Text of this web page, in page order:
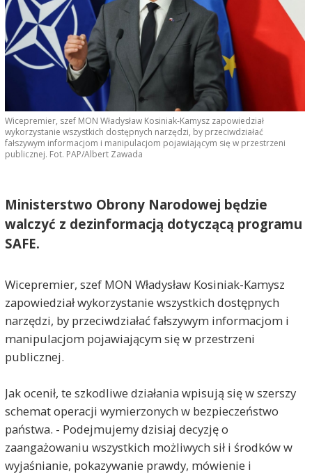
Wicepremier, szef MON Władysław Kosiniak-Kamysz zapowiedział
wykorzystanie wszystkich dostępnych narzędzi, by przeciwdziałać
fałszywym informacjom i manipulacjom pojawiającym się w przestrzeni
publicznej. Fot. PAP/Albert Zawada
Ministerstwo Obrony Narodowej będzie
walczyć z dezinformacją dotyczącą programu
SAFE.
Wicepremier, szef MON Władysław Kosiniak-Kamysz
zapowiedział wykorzystanie wszystkich dostępnych
narzędzi, by przeciwdziałać fałszywym informacjom i
manipulacjom pojawiającym się w przestrzeni
publicznej.
Jak ocenił, te szkodliwe działania wpisują się w szerszy
schemat operacji wymierzonych w bezpieczeństwo
państwa. - Podejmujemy dzisiaj decyzję o
zaangażowaniu wszystkich możliwych sił i środków w
wyjaśnianie, pokazywanie prawdy, mówienie i